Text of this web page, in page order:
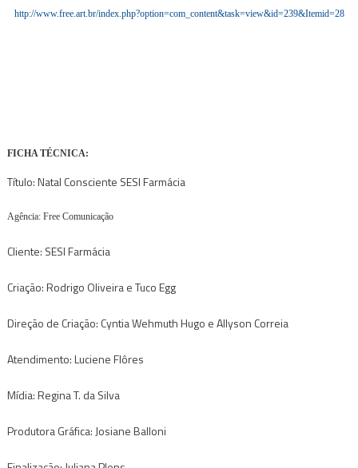
http://www.free.art.br/index.php?option=com_content&task=view&id=239&Itemid=28
FICHA TÉCNICA:
Título: Natal Consciente SESI Farmácia
Agência: Free Comunicação
Cliente: SESI Farmácia
Criação: Rodrigo Oliveira e Tuco Egg
Direção de Criação: Cyntia Wehmuth Hugo e Allyson Correia
Atendimento: Luciene Flôres
Mídia: Regina T. da Silva
Produtora Gráfica: Josiane Balloni